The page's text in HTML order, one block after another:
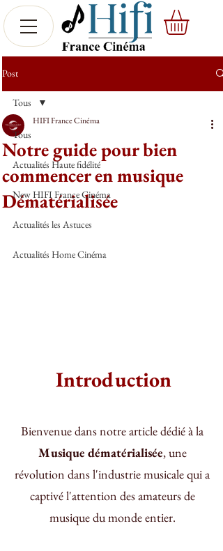
Post
Tous
Actualités Haute fidélité
New HIFI France Cinéma
Actualités les Astuces
Actualités Home Cinéma
Tous
Notre guide pour bien
commencer en musique
Dématérialisée
HIFI France Cinéma
Introduction
Bienvenue dans notre article dédié à la
Musique dématérialisée, une
révolution dans l'industrie musicale qui a
captivé l'attention des amateurs de
musique du monde entier.